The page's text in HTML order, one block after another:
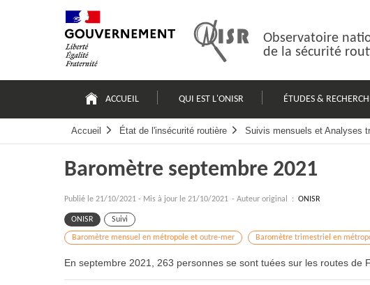
Observatoire
de la sécurité
principale
ACCUEIL QUI EST L'ONISR ÉTUDES &
Accueil État de l'insécurité routière Suivis mensuels et Analyses
Baromètre septembre 2021
Publié le 21/10/2021 - Mis à jour le 21/10/2021 - Auteur original : ONISR
ONISR Suivi
Baromètre mensuel en métropole et outre-mer Baromètre trimestriel en
En septembre 2021, 263 personnes se sont tuées sur les routes de